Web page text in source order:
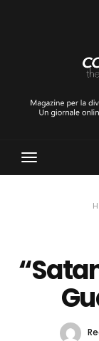
Toggle
Navigation